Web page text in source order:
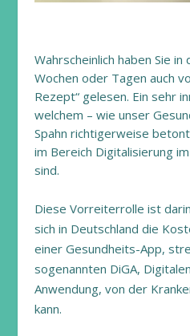
Wahrscheinlich haben Sie
Wochen oder Tagen auch
Rezept“ gelesen. Ein sehr
welchem – wie unser
Spahn richtigerweise
im Bereich Digitalisierung
sind.
Diese Vorreiterrolle ist
sich in Deutschland die
einer Gesundheits-App,
sogenannten DiGA,
Anwendung, von der
kann.